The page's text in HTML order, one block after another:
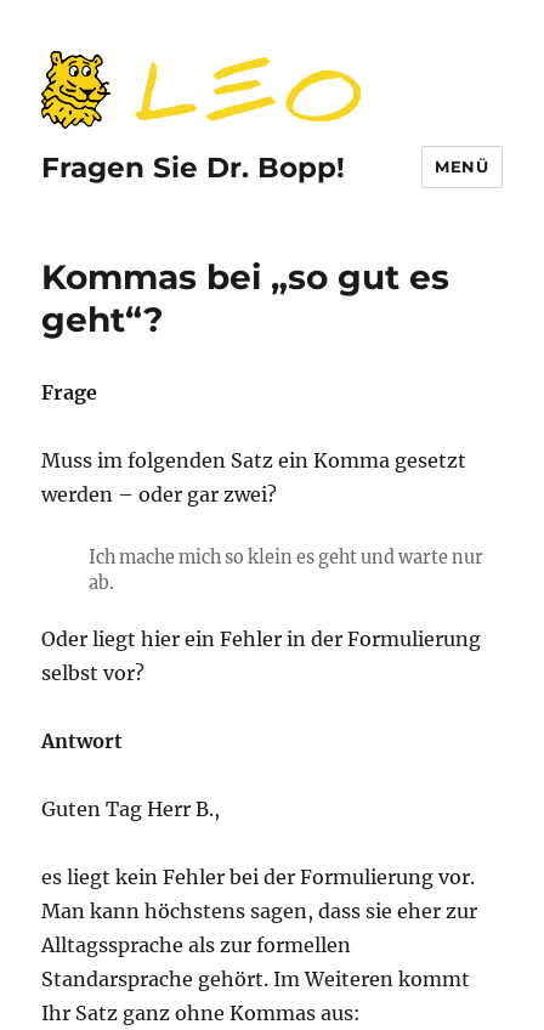
Fragen Sie Dr. Bopp! MENÜ
Kommas bei „so gut es
geht“?
Frage
Muss im folgenden Satz ein Komma gesetzt
werden – oder gar zwei?
Ich mache mich so klein es geht und warte nur
ab.
Oder liegt hier ein Fehler in der Formulierung
selbst vor?
Antwort
Guten Tag Herr B.,
es liegt kein Fehler bei der Formulierung vor.
Man kann höchstens sagen, dass sie eher zur
Alltagssprache als zur formellen
Standarsprache gehört. Im Weiteren kommt
Ihr Satz ganz ohne Kommas aus: